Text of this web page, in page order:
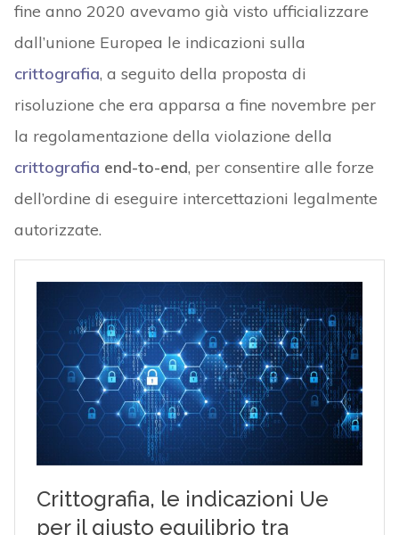
fine anno 2020 avevamo già visto ufficializzare
dall’unione Europea le indicazioni sulla
crittografia, a seguito della proposta di
risoluzione che era apparsa a fine novembre per
la regolamentazione della violazione della
crittografia end-to-end, per consentire alle forze
dell’ordine di eseguire intercettazioni legalmente
autorizzate.